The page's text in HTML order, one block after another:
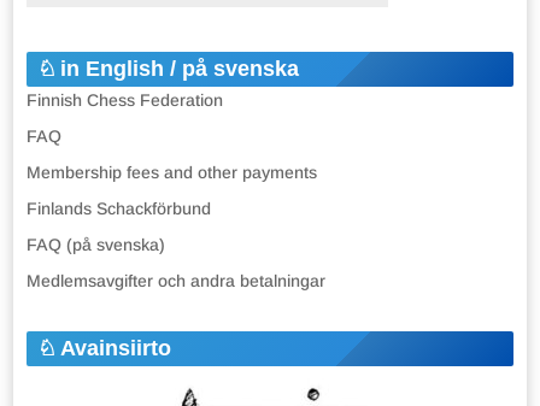
in English / på svenska
Finnish Chess Federation
FAQ
Membership fees and other payments
Finlands Schackförbund
FAQ (på svenska)
Medlemsavgifter och andra betalningar
Avainsiirto